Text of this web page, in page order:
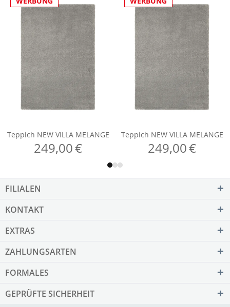
FILIALEN
KONTAKT
EXTRAS
ZAHLUNGSARTEN
FORMALES
GEPRÜFTE SICHERHEIT